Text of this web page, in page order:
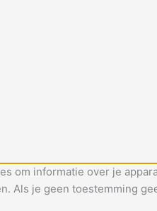
om informatie over je
Als je geen toestemming